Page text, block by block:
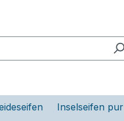
Inselseifen pur